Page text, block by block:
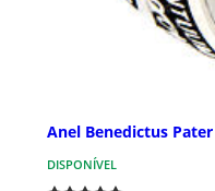
Anel Benedictus
DISPONÍVEL